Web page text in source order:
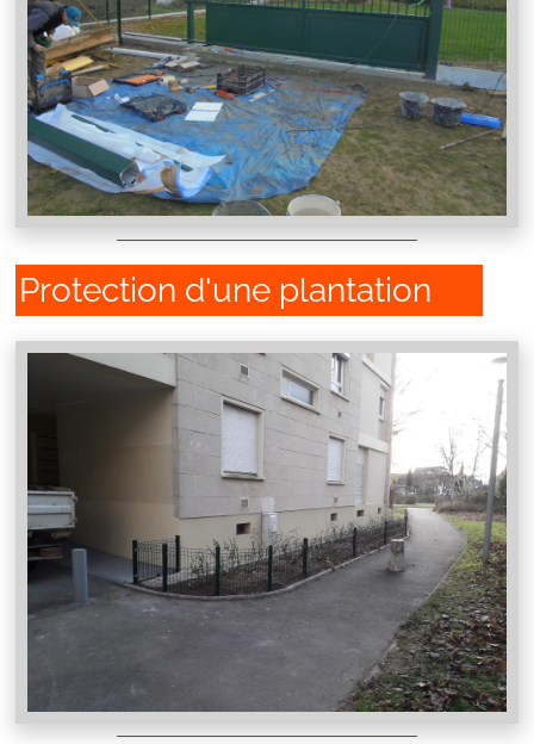
Protection d'une plantation